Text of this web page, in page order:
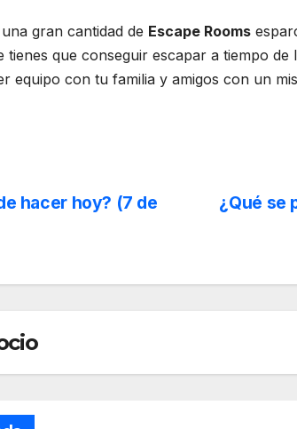
gran cantidad de Escape Rooms
tienes que conseguir escapar a tiempo
equipo con tu familia y amigos con un
¿Qué se
hacer hoy? (7 de